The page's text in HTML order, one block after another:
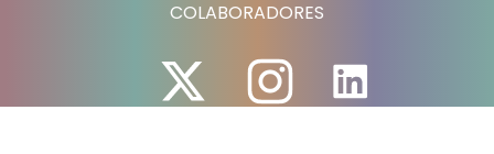
COLABORADORES